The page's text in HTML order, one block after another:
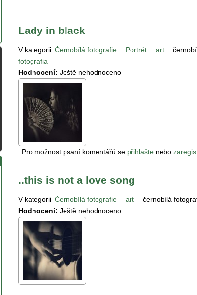
Lady in black
V kategorii Černobílá fotografie Portrét art
fotografia
Hodnocení: Ještě nehodnoceno
Pro možnost psaní komentářů se přihlašte nebo
..this is not a love song
V kategorii Černobílá fotografie art černobílá
Hodnocení: Ještě nehodnoceno